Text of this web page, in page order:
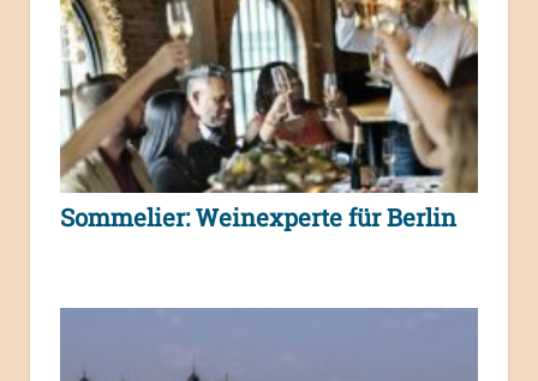
Sommelier: Weinexperte für Berlin